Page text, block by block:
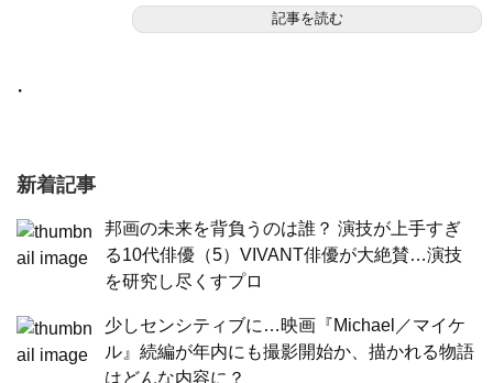
記事を読む
・
新着記事
邦画の未来を背負うのは誰？ 演技が上手すぎ
る10代俳優（5）VIVANT俳優が大絶賛…演技
を研究し尽くすプロ
少しセンシティブに…映画『Michael／マイケ
ル』続編が年内にも撮影開始か、描かれる物語
はどんな内容に？